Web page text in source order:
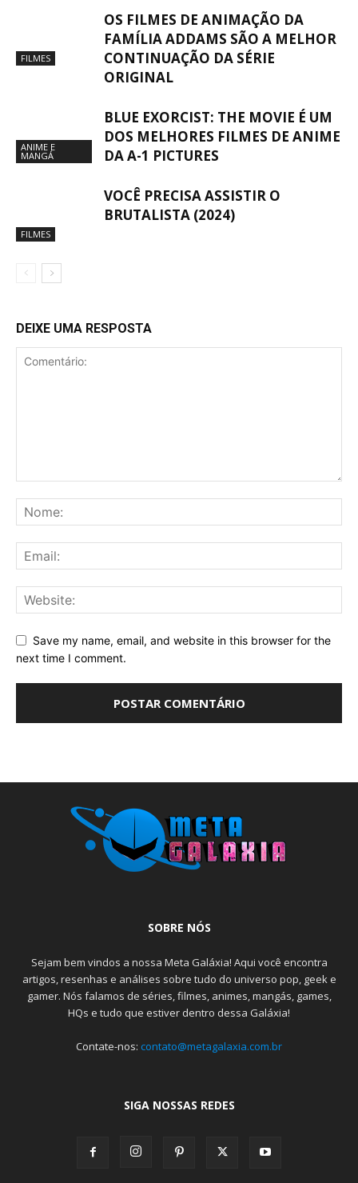
FILMES
OS FILMES DE ANIMAÇÃO DA
FAMÍLIA ADDAMS SÃO A MELHOR
CONTINUAÇÃO DA SÉRIE
ORIGINAL
ANIME E
MANGÁ
BLUE EXORCIST: THE MOVIE É UM
DOS MELHORES FILMES DE ANIME
DA A-1 PICTURES
FILMES
VOCÊ PRECISA ASSISTIR O
BRUTALISTA (2024)
DEIXE UMA RESPOSTA
Save my name, email, and website in this browser for the
next time I comment.
SOBRE NÓS
Sejam bem vindos a nossa Meta Galáxia! Aqui você encontra
artigos, resenhas e análises sobre tudo do universo pop, geek e
gamer. Nós falamos de séries, filmes, animes, mangás, games,
HQs e tudo que estiver dentro dessa Galáxia!
Contate-nos: contato@metagalaxia.com.br
SIGA NOSSAS REDES